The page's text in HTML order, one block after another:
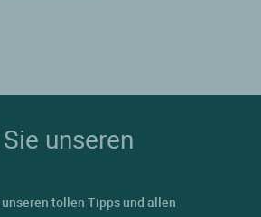
unseren
tollen Tipps und allen